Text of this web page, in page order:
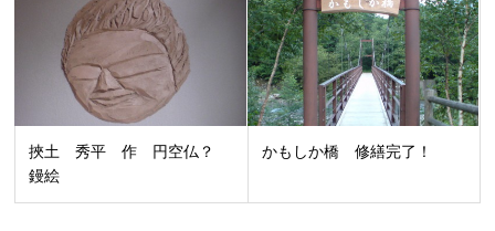
挾土 秀平 作 円空仏？
鏝絵
かもしか橋 修繕完了！